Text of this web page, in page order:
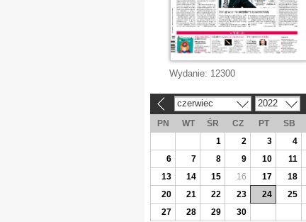
Wydanie: 12300
czerwiec 2022
PN WT ŚR CZ PT SB
1
2 3 4
6
7 8 9 10 11
13
14 15 16 17 18
20
21 22 23 24 25
27
28 29 30